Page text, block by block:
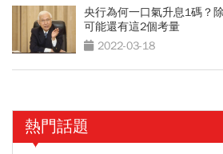
央行為何一口氣升息1碼？
可能還有這2個考量
2022-03-18
熱門話題